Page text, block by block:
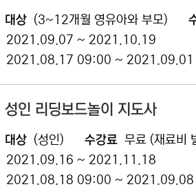
대상 (3~12개월 영유아와 부모)
2021.09.07 ~ 2021.10.19
2021.08.17 09:00 ~
성인 리딩보드놀이 지도사
대상 (성인) 수강료 무료 (재료비
2021.09.16 ~ 2021.11.18
2021.08.18 09:00 ~